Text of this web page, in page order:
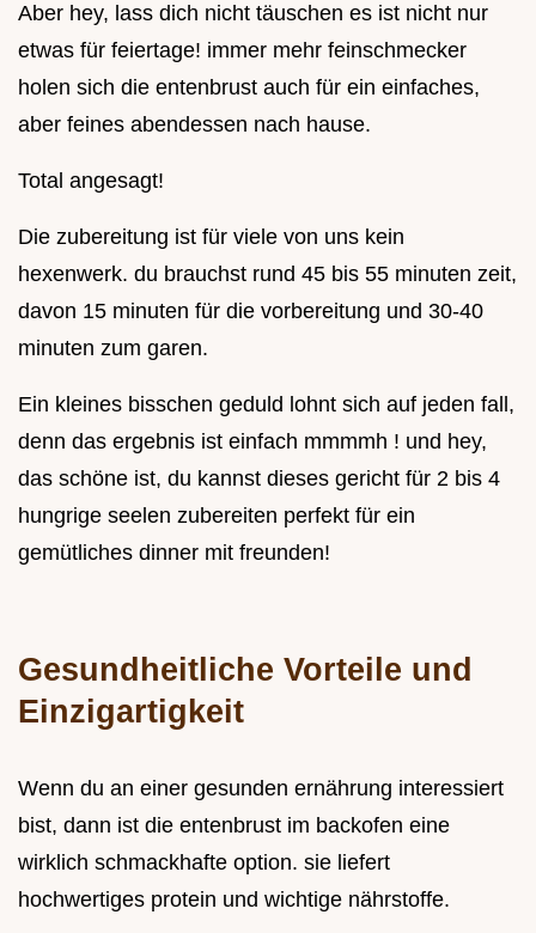
Aber hey, lass dich nicht täuschen es ist nicht nur
etwas für feiertage! immer mehr feinschmecker
holen sich die entenbrust auch für ein einfaches,
aber feines abendessen nach hause.
Total angesagt!
Die zubereitung ist für viele von uns kein
hexenwerk. du brauchst rund 45 bis 55 minuten zeit,
davon 15 minuten für die vorbereitung und 30-40
minuten zum garen.
Ein kleines bisschen geduld lohnt sich auf jeden fall,
denn das ergebnis ist einfach mmmmh ! und hey,
das schöne ist, du kannst dieses gericht für 2 bis 4
hungrige seelen zubereiten perfekt für ein
gemütliches dinner mit freunden!
Gesundheitliche Vorteile und
Einzigartigkeit
Wenn du an einer gesunden ernährung interessiert
bist, dann ist die entenbrust im backofen eine
wirklich schmackhafte option. sie liefert
hochwertiges protein und wichtige nährstoffe.